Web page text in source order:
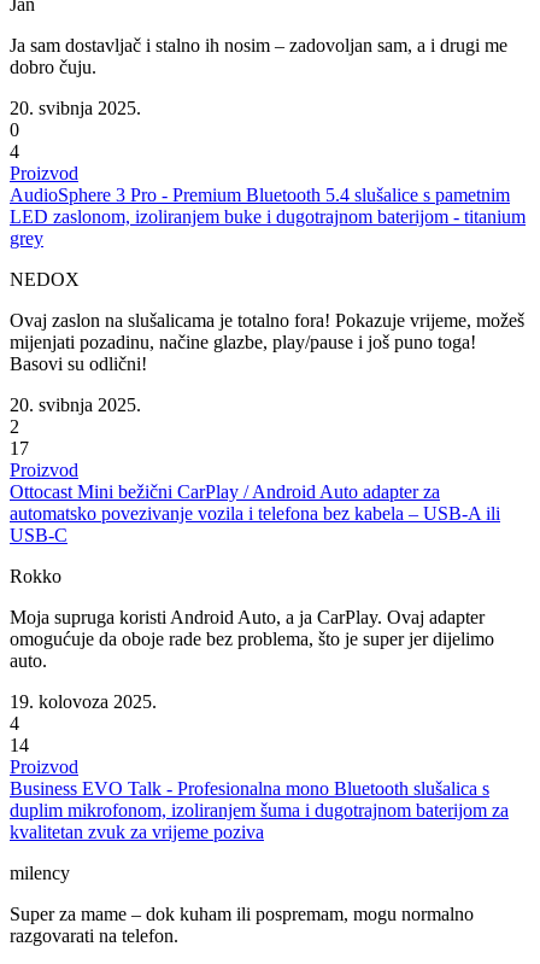
Jan
Ja sam dostavljač i stalno ih nosim – zadovoljan sam, a i drugi me
dobro čuju.
20. svibnja 2025.
0
4
Proizvod
AudioSphere 3 Pro - Premium Bluetooth 5.4 slušalice s pametnim
LED zaslonom, izoliranjem buke i dugotrajnom baterijom - titanium
grey
NEDOX
Ovaj zaslon na slušalicama je totalno fora! Pokazuje vrijeme, možeš
mijenjati pozadinu, načine glazbe, play/pause i još puno toga!
Basovi su odlični!
20. svibnja 2025.
2
17
Proizvod
Ottocast Mini bežični CarPlay / Android Auto adapter za
automatsko povezivanje vozila i telefona bez kabela – USB-A ili
USB-C
Rokko
Moja supruga koristi Android Auto, a ja CarPlay. Ovaj adapter
omogućuje da oboje rade bez problema, što je super jer dijelimo
auto.
19. kolovoza 2025.
4
14
Proizvod
Business EVO Talk - Profesionalna mono Bluetooth slušalica s
duplim mikrofonom, izoliranjem šuma i dugotrajnom baterijom za
kvalitetan zvuk za vrijeme poziva
milency
Super za mame – dok kuham ili pospremam, mogu normalno
razgovarati na telefon.